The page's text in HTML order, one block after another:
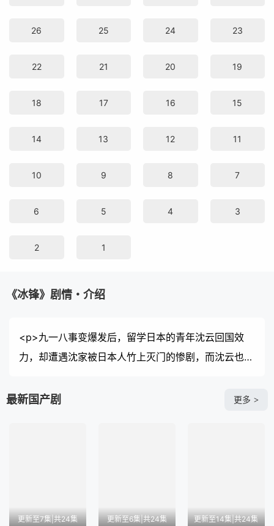
26 25 24 23
22 21 20 19
18 17 16 15
14 13 12 11
10 9 8 7
6 5 4 3
2 1
《冰锋》剧情・介绍
<p>九一八事变爆发后，留学日本的青年沈云回国效
力，却遭遇沈家被日本人竹上灭门的惨剧，而沈云也被
一劫，忍痛和初恋吴楚琳分手，并改名华明翰，加入中
的兰亭舒爱上了华明翰，而华明翰心中却只有吴楚琳。
最新国产剧 更多 >
更新至7集|共24集 更新至6集|共24集 更新至14集|共24集